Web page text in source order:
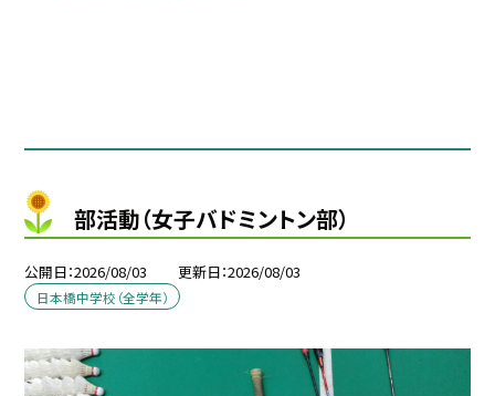
部活動（女子バドミントン部）
公開日 2026/08/03 更新日 2026/08/03
日本橋中学校（全学年）